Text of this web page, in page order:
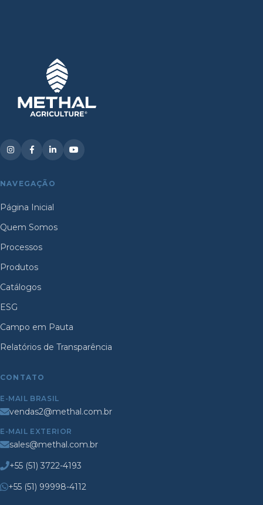
NAVEGAÇÃO
Página Inicial
Quem Somos
Processos
Produtos
Catálogos
ESG
Campo em Pauta
Relatórios de Transparência
CONTATO
E-MAIL BRASIL
vendas2@methal.com.br
E-MAIL EXTERIOR
sales@methal.com.br
+55 (51) 3722-4193
+55 (51) 99998-4112